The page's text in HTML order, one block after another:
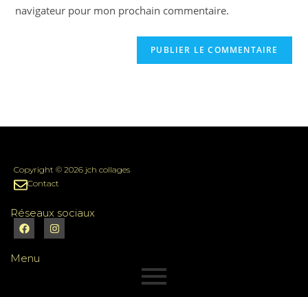
navigateur pour mon prochain commentaire.
Copyright © 2026 jch collages
Contact
Réseaux sociaux
Menu